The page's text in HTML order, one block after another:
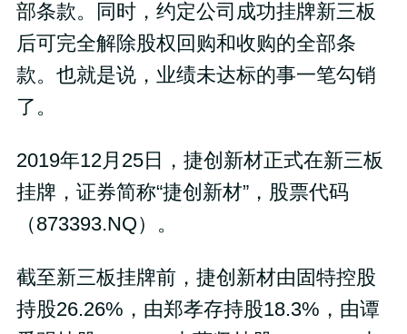
部条款。同时，约定公司成功挂牌新三板
后可完全解除股权回购和收购的全部条
款。也就是说，业绩未达标的事一笔勾销
了。
2019年12月25日，捷创新材正式在新三板
挂牌，证券简称“捷创新材”，股票代码
（873393.NQ）。
截至新三板挂牌前，捷创新材由固特控股
持股26.26%，由郑孝存持股18.3%，由谭